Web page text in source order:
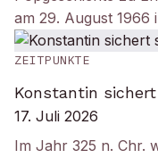
am 29. August 1966
ZEITPUNKTE
Konstantin
17. Juli 2026
Im Jahr 325 n. Chr.